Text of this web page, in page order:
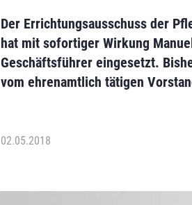
Der Errichtungsausschuss der
hat mit sofortiger Wirkung
Geschäftsführer eingesetzt.
vom ehrenamtlich tätigen
02.05.2018